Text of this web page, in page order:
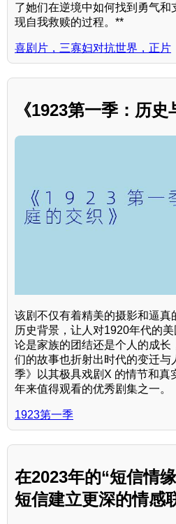
了她们在逆境中如何找到勇气
现自我救赎的过程。**
喜剧片，三寡妇对抗世界，正片
《1923第一季：历史
该剧不仅有着精美的摄影和逼真
历史背景，让人对1920年代的
论是家族的团结还是个人的成长
们的故事也折射出时代的变迁与
季》以其极具戏剧X 的情节和真
年来值得观看的优秀剧集之一。
1923第一季
在2023年的“短信情
短信建立更深的情感